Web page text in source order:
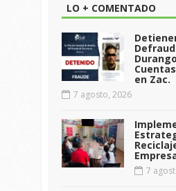
LO + COMENTADO
en Zac.
7 agosto, 2026
7